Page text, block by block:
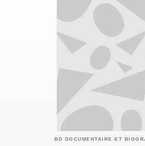
BD DOCUMENTAIRE ET